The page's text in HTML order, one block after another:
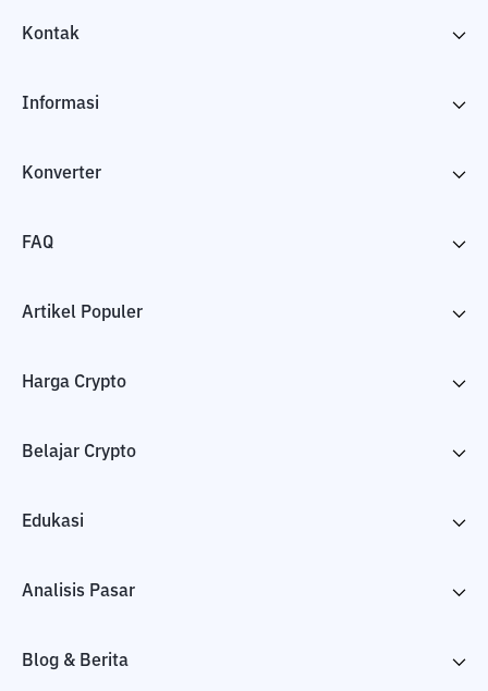
Kontak
Informasi
Konverter
FAQ
Artikel Populer
Harga Crypto
Belajar Crypto
Edukasi
Analisis Pasar
Blog & Berita